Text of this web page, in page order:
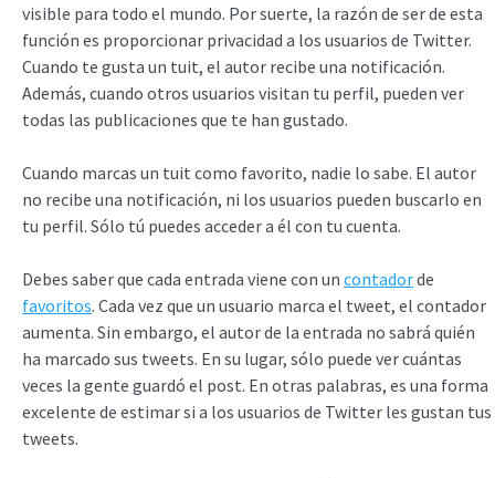
visible para todo el mundo. Por suerte, la razón de ser de esta
función es proporcionar privacidad a los usuarios de Twitter.
Cuando te gusta un tuit, el autor recibe una notificación.
Además, cuando otros usuarios visitan tu perfil, pueden ver
todas las publicaciones que te han gustado.
Cuando marcas un tuit como favorito, nadie lo sabe. El autor
no recibe una notificación, ni los usuarios pueden buscarlo en
tu perfil. Sólo tú puedes acceder a él con tu cuenta.
Debes saber que cada entrada viene con un contadorde
favoritos. Cada vez que un usuario marca el tweet, el contador
aumenta. Sin embargo, el autor de la entrada no sabrá quién
ha marcado sus tweets. En su lugar, sólo puede ver cuántas
veces la gente guardó el post. En otras palabras, es una forma
excelente de estimar si a los usuarios de Twitter les gustan tus
tweets.